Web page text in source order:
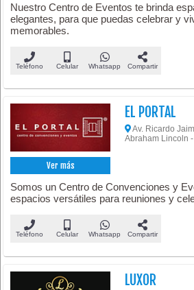
Nuestro Centro de Eventos te brinda
elegantes, para que puedas celebrar y
memorables.
Teléfono Celular Whatsapp Compartir
Ver más
EL PORTAL
Av. Ricardo
Abraham Lincoln
Somos un Centro de Convenciones y
espacios versátiles para reuniones y
Teléfono Celular Whatsapp Compartir
LUXOR